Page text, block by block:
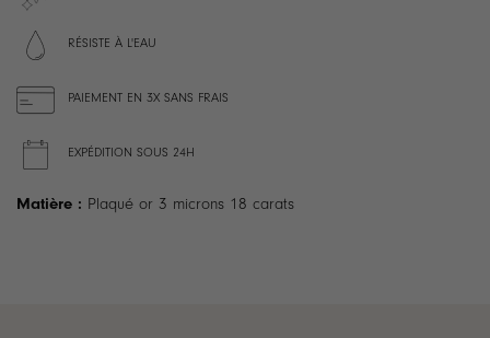
RÉSISTE À L'EAU
PAIEMENT EN 3X SANS FRAIS
EXPÉDITION SOUS 24H
Matière : Plaqué or 3 microns 18 carats